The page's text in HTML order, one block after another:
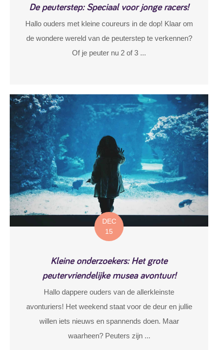
De peuterstep: Speciaal voor jonge racers!
Hallo ouders met kleine coureurs in de dop! Klaar om
de wondere wereld van de peuterstep te verkennen?
Of je peuter nu 2 of 3 ...
DEC
15
Kleine onderzoekers: Het grote
peutervriendelijke musea avontuur!
Hallo dappere ouders van de allerkleinste
avonturiers! Het weekend staat voor de deur en jullie
willen iets nieuws en spannends doen. Maar
waarheen? Peuters zijn ...